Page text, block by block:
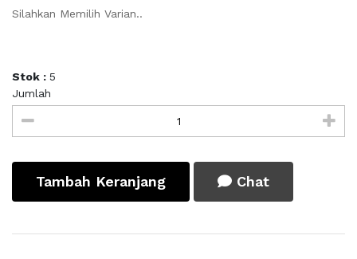
Silahkan Memilih Varian..
Stok : 5
Jumlah
Tambah Keranjang Chat